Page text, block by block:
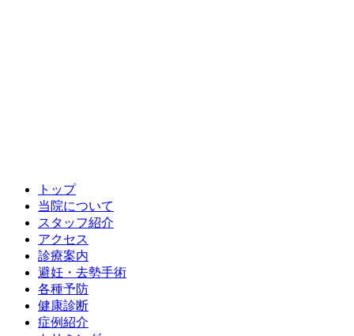
トップ
当院について
スタッフ紹介
アクセス
診療案内
避妊・去勢手術
各種予防
健康診断
症例紹介